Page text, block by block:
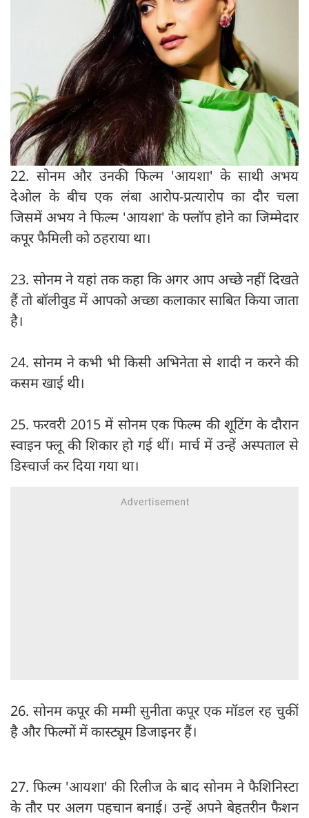
22. सोनम और उनकी फिल्म 'आयशा' के साथी अभय
देओल के बीच एक लंबा आरोप-प्रत्यारोप का दौर चला
जिसमें अभय ने फिल्म 'आयशा' के फ्लॉप होने का जिम्मेदार
कपूर फैमिली को ठहराया था।
23. सोनम ने यहां तक कहा कि अगर आप अच्छे नहीं दिखते
हैं तो बॉलीवुड में आपको अच्छा कलाकार साबित किया जाता
है।
24. सोनम ने कभी भी किसी अभिनेता से शादी न करने की
कसम खाई थी।
25. फरवरी 2015 में सोनम एक फिल्म की शूटिंग के दौरान
स्वाइन फ्लू की शिकार हो गई थीं। मार्च में उन्हें अस्पताल से
डिस्चार्ज कर दिया गया था।
26. सोनम कपूर की मम्मी सुनीता कपूर एक मॉडल रह चुकीं
है और फिल्मों में कास्ट्यूम डिजाइनर हैं।
27. फिल्म 'आयशा' की रिलीज के बाद सोनम ने फैशिनिस्टा
के तौर पर अलग पहचान बनाई। उन्हें अपने बेहतरीन फैशन